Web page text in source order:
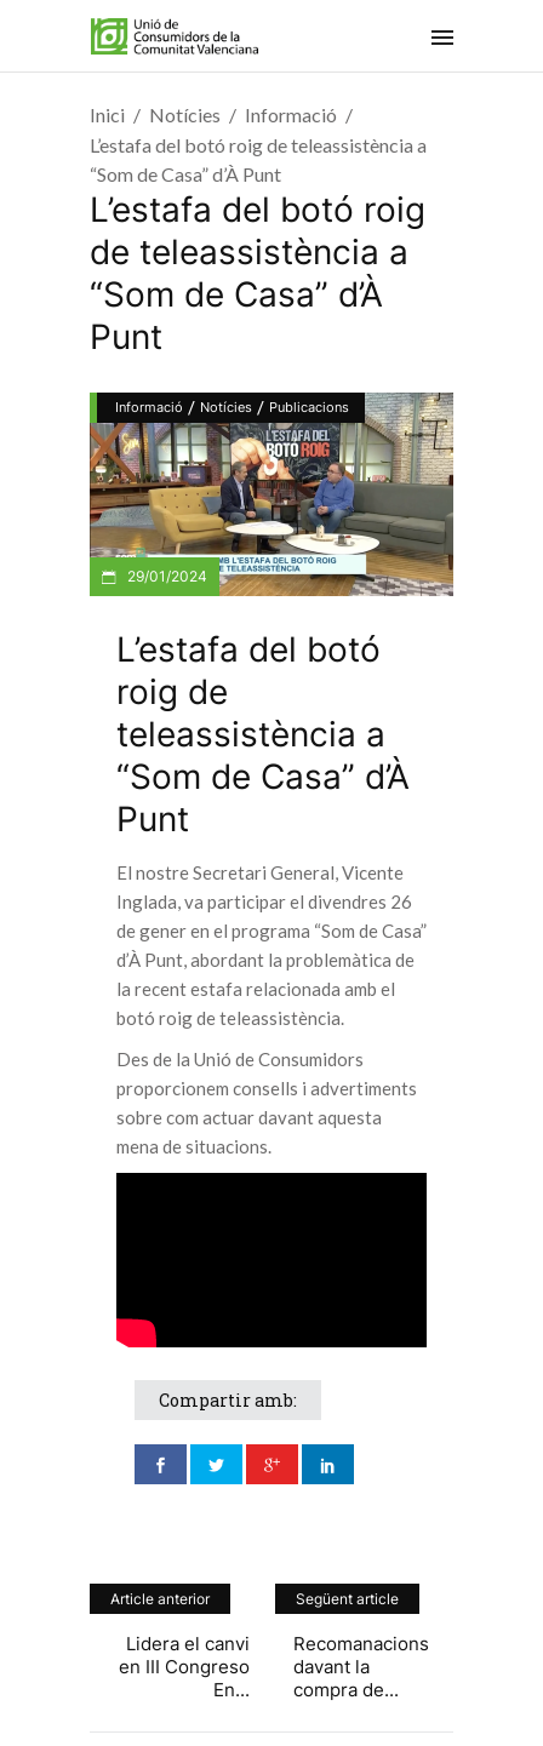
Inici Notícies
Informació
L’estafa del botó roig de teleassistència a
“Som de Casa” d’À Punt
L’estafa del botó roig
de teleassistència a
“Som de Casa” d’À
Punt
Informació / Notícies / Publicacions
29/01/2024
L’estafa del botó
roig de
teleassistència a
“Som de Casa” d’À
Punt
El nostre Secretari General, Vicente
Inglada, va participar el divendres 26
de gener en el programa “Som de Casa”
d’À Punt, abordant la problemàtica de
la recent estafa relacionada amb el
botó roig de teleassistència.
Des de la Unió de Consumidors
proporcionem consells i advertiments
sobre com actuar davant aquesta
mena de situacions.
Compartir amb:
Article anterior
Lidera el canvi
en III Congreso
En...
Següent article
Recomanacions
davant la
compra de...